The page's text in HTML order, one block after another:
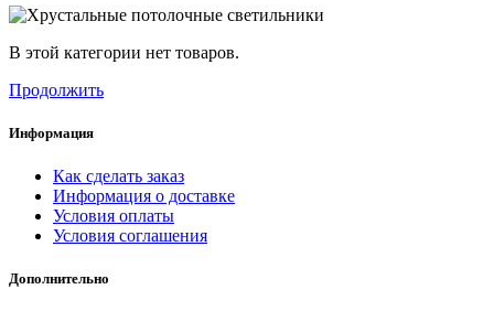
В этой категории нет товаров.
Продолжить
Информация
Как сделать заказ
Информация о доставке
Условия оплаты
Условия соглашения
Дополнительно